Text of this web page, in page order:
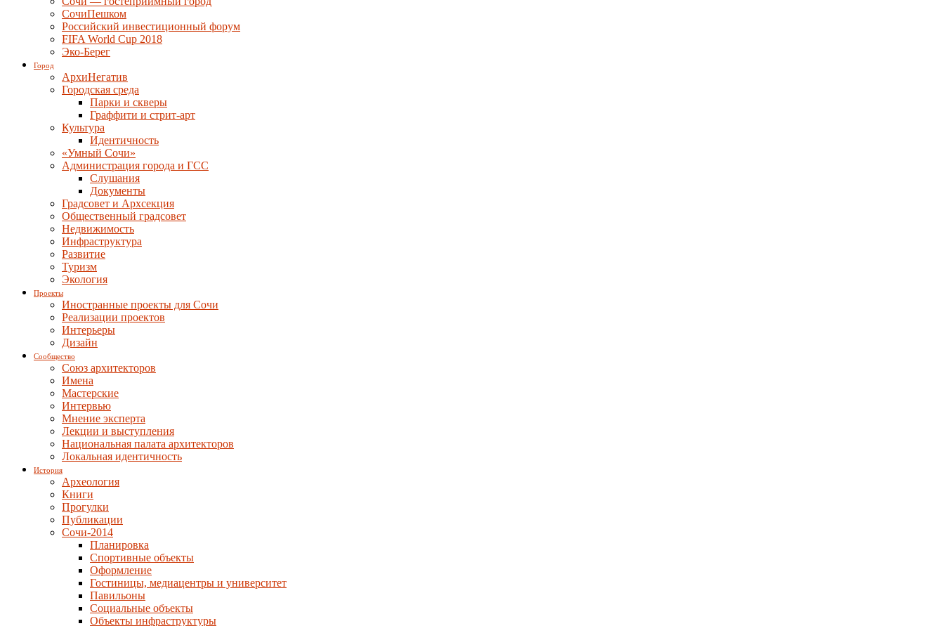
СочиПешком
Российский инвестиционный форум
FIFA World Cup 2018
Эко-Берег
Город
АрхиНегатив
Городская среда
Парки и скверы
Граффити и стрит-арт
Культура
Идентичность
«Умный Сочи»
Администрация города и ГСС
Слушания
Документы
Градсовет и Архсекция
Общественный градсовет
Недвижимость
Инфраструктура
Развитие
Туризм
Экология
Проекты
Иностранные проекты для Сочи
Реализации проектов
Интерьеры
Дизайн
Сообщество
Союз архитекторов
Имена
Мастерские
Интервью
Мнение эксперта
Лекции и выступления
Национальная палата архитекторов
Локальная идентичность
История
Археология
Книги
Прогулки
Публикации
Сочи-2014
Планировка
Спортивные объекты
Оформление
Гостиницы, медиацентры и университет
Павильоны
Социальные объекты
Объекты инфраструктуры